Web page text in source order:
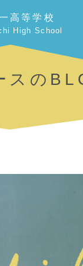
高等学校
High School
スの